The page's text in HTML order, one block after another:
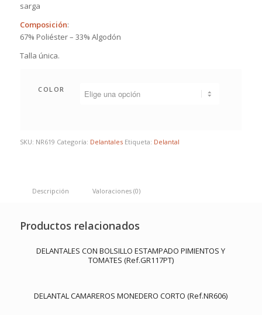
sarga
Composición:
67% Poliéster – 33% Algodón
Talla única.
COLOR
SKU: NR619 Categoría: Delantales Etiqueta: Delantal
Descripción Valoraciones (0)
Productos relacionados
DELANTALES CON BOLSILLO ESTAMPADO PIMIENTOS Y
TOMATES (Ref.GR117PT)
DELANTAL CAMAREROS MONEDERO CORTO (Ref.NR606)